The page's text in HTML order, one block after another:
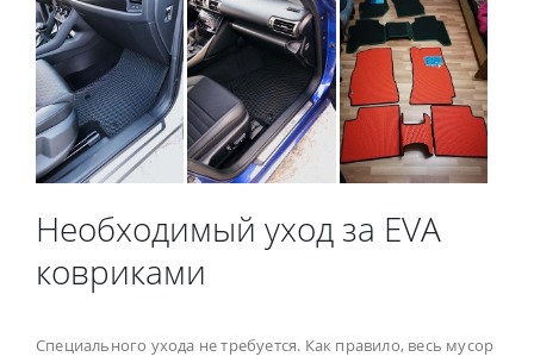
Необходимый уход за EVA
ковриками
Специального ухода не требуется. Как правило, весь мусор